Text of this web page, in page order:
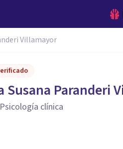
Villamayor
Susana Paranderi
clínica